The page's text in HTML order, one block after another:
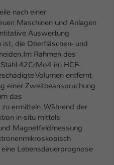
nach einer
Maschinen und Anlagen
Auswertung
die Oberfläschen- und
Rahmen des
42CrMo4 im HCF-
Volumen entfernt
einer Zweitbeanspruchung
das
ermitteln. Während der
in-situ mittels
Magnetfeldmessung
Lebensdauerprognose
teilt der Webseite mit, ob
Typo3-Backend
und Rechte besitzt diese